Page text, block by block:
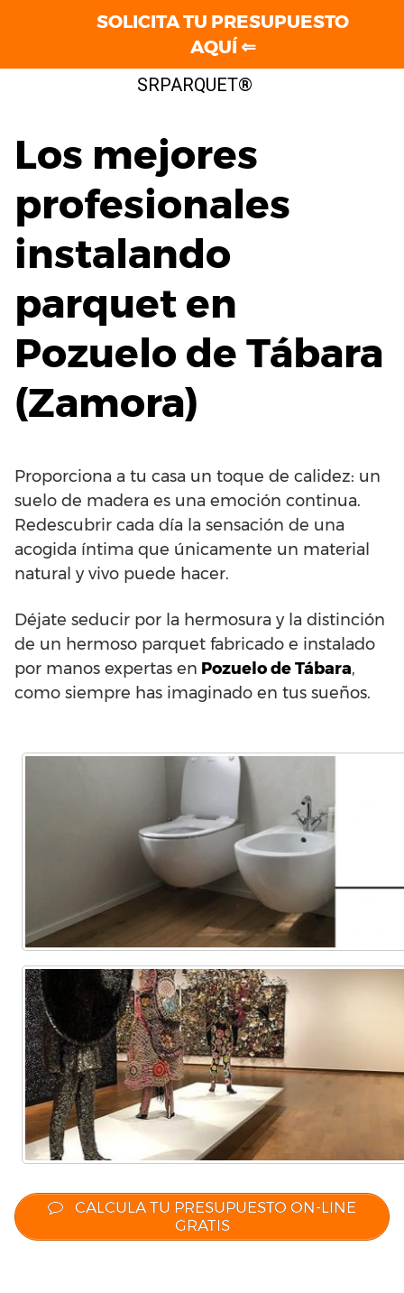
SRPARQUET®
Los mejores
profesionales
instalando
parquet en
Pozuelo de Tábara
(Zamora)
Proporciona a tu casa un toque de calidez: un
suelo de madera es una emoción continua.
Redescubrir cada día la sensación de una
acogida íntima que únicamente un material
natural y vivo puede hacer.
Déjate seducir por la hermosura y la distinción
de un hermoso parquet fabricado e instalado
por manos expertas en Pozuelo de Tábara,
como siempre has imaginado en tus sueños.
CALCULA TU PRESUPUESTO ON-LINE
GRATIS
SOLICITA TU PRESUPUESTO
AQUÍ ⇐